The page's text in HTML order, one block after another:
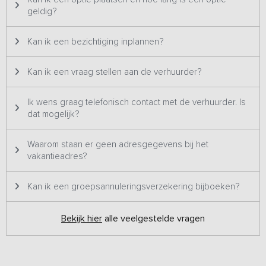
geldig?
Kan ik een bezichtiging inplannen?
Kan ik een vraag stellen aan de verhuurder?
Ik wens graag telefonisch contact met de verhuurder. Is
dat mogelijk?
Waarom staan er geen adresgegevens bij het
vakantieadres?
Kan ik een groepsannuleringsverzekering bijboeken?
Bekijk hier alle veelgestelde vragen